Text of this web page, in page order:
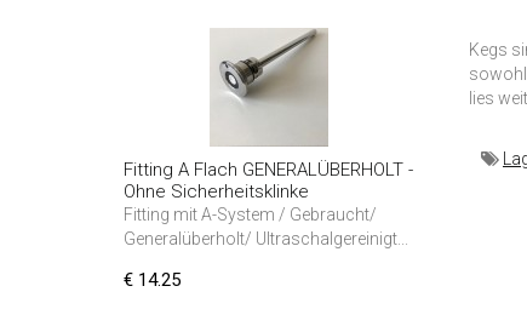
Fitting A Flach GENERALÜBERHOLT -
Ohne Sicherheitsklinke
Fitting mit A-System / Gebraucht/
Generalüberholt/ Ultraschalgereinigt...
€ 14.25
Kegs
sowohl
lies